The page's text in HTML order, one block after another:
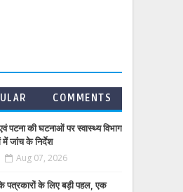
COMMENTS
पटना की घटनाओं पर स्वास्थ्य विभाग
में जांच के निर्देश
Aug 07, 2026
के लिए बड़ी पहल, एक